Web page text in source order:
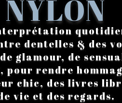
dentelles & des
glamour, de
pour rendre
chic, des livres
vie et des regards.